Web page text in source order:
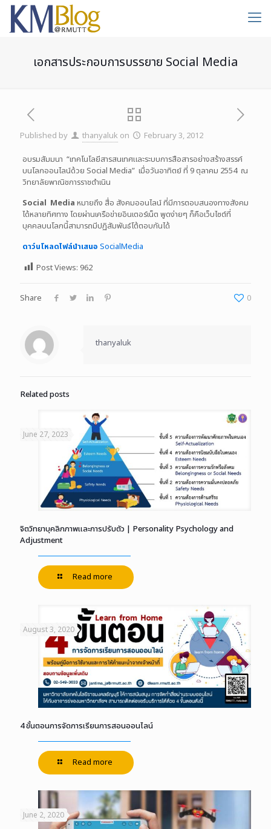
เอกสารประกอบการบรรยาย Social Media
Published by thanyaluk on
February 3, 2012
อบรมสัมมนา “เทคโนโลยีสารสนเทศและระบบการสือสารอย่างสร้างสรรค์
บนโลกออนไลน์ด้วย Social Media” เมื่อวันอาทิตย์ ที่ 9 ตุลาคม 2554 ณ
วิทยาลัยพาณิชการราชดำเนิน
Social Media หมายถึง สื่อ สังคมออนไลน์ ที่มีการตอบสนองทางสังคม
ได้หลายทิศทาง โดยผ่านเครือข่ายอินเตอร์เน็ต พูดง่ายๆ ก็คือเว็บไซต์ที่
บุคคลบนโลกนี้สามารถมีปฏิสัมพันธ์โต้ตอบกันได้
ดาว์นโหลดไฟล์นำเสนอ SocialMedia
Post Views: 962
Share 0
thanyaluk
Related posts
June 27, 2023
จิตวิทยาบุคลิกภาพและการปรับตัว | Personality Psychology and
Adjustment
Read more
August 3, 2020
4 ขั้นตอนการจัดการเรียนการสอนออนไลน์
Read more
June 2, 2020